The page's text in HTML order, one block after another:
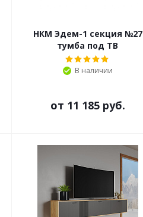
НКМ Эдем-1 секция №27
тумба под ТВ
В наличии
от 11 185 руб.